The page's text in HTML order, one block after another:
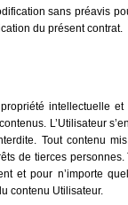
sans préavis
du présent contrat.
intellectuelle
L’Utilisateur
Tout contenu
de tierces
et pour n’importe
contenu Utilisateur.